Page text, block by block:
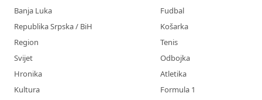
Banja Luka
Republika Srpska / BiH
Region
Svijet
Hronika
Kultura
Fudbal
Košarka
Tenis
Odbojka
Atletika
Formula 1